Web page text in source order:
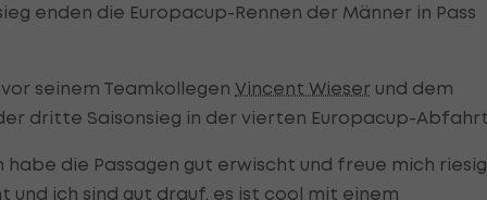
enden die Europacup-Rennen der Männer in Pass
seinem Teamkollegen Vincent Wieser und dem
dritte Saisonsieg in der vierten Europacup-
habe die Passagen gut erwischt und freue mich
und ich sind gut drauf, es ist cool mit einem